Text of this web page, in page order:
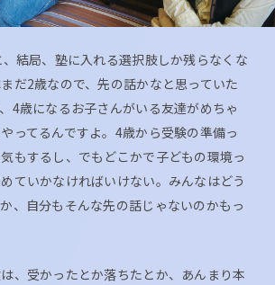
、結局、塾に入れる選択肢しか残らなくな
だ2歳なので、先の話かなと思っていた
4歳になるお子さんがいる友達がめちゃ
ってるんですよ。4歳から受験の準備っ
もするし、でもどこかで子どもの環境っ
ていかなければいけない。みんなはどう
、自分もそんな先の話じゃないのかもっ
、受かったとか落ちたとか、あんまり本